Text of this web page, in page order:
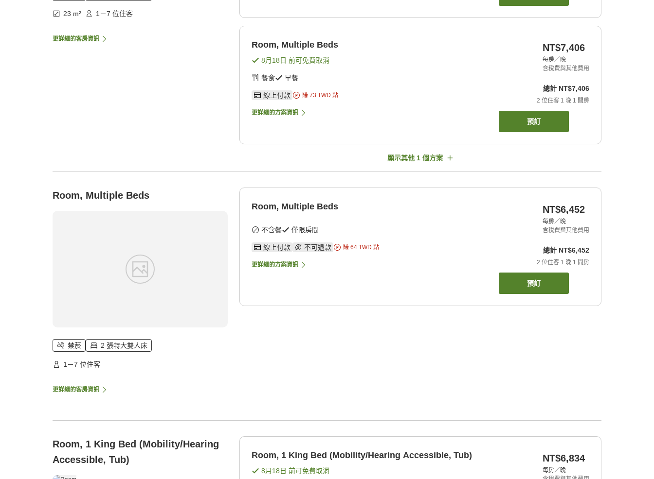
23 m² 1－7 位住客
更詳細的客房資訊
Room, Multiple Beds
8月18日 前可免費取消
餐食 早餐
線上付款 賺 73 TWD 點
更詳細的方案資訊
NT$7,406
每房／晚
含稅費與其他費用
總計 NT$7,406
2 位住客 1 晚 1 間房
預訂
顯示其他 1 個方案
Room, Multiple Beds
禁菸 2 張特大雙人床
1－7 位住客
更詳細的客房資訊
Room, Multiple Beds
不含餐 僅限房間
線上付款 不可退款 賺 64 TWD 點
更詳細的方案資訊
NT$6,452
每房／晚
含稅費與其他費用
總計 NT$6,452
2 位住客 1 晚 1 間房
預訂
Room, 1 King Bed (Mobility/Hearing
Accessible, Tub)
Room, 1 King Bed (Mobility/Hearing Accessible, Tub)
8月18日 前可免費取消
NT$6,834
每房／晚